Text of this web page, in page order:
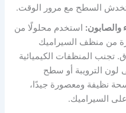
تخدش السطح مع مرور الوقت.
والصابون: استخدم محلولًا من
من منظف السيراميك
تجنب المنظفات الكيميائية
لون الترويبة أو سطح
نظيفة ومعصورة جيدًا،
السيراميك.